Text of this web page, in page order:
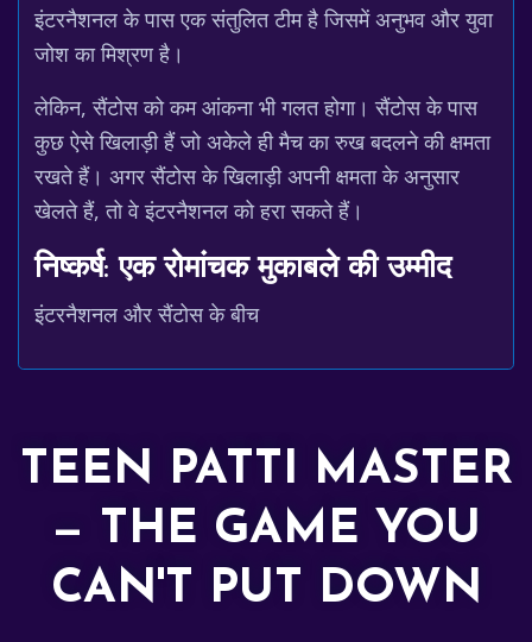
इंटरनैशनल के पास एक संतुलित टीम है जिसमें अनुभव और युवा
जोश का मिश्रण है।
लेकिन, सैंटोस को कम आंकना भी गलत होगा। सैंटोस के पास
कुछ ऐसे खिलाड़ी हैं जो अकेले ही मैच का रुख बदलने की क्षमता
रखते हैं। अगर सैंटोस के खिलाड़ी अपनी क्षमता के अनुसार
खेलते हैं, तो वे इंटरनैशनल को हरा सकते हैं।
निष्कर्ष: एक रोमांचक मुकाबले की उम्मीद
इंटरनैशनल और सैंटोस के बीच
TEEN PATTI MASTER
— THE GAME YOU
CAN'T PUT DOWN